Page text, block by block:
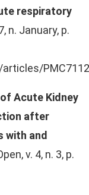
respiratory
n. January, p.
Acute Kidney
after
with and
v. 4, n. 3, p.